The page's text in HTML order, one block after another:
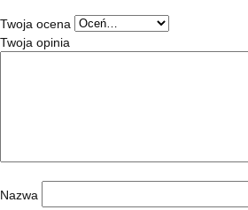
Twoja ocena
Twoja opinia
Nazwa